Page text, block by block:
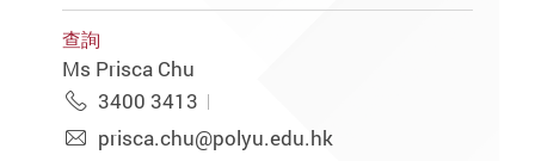
查詢
Ms Prisca Chu
3400 3413
prisca.chu@polyu.edu.hk